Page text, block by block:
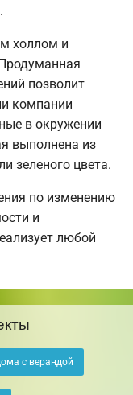
холлом и
позволит
компании
в окружении
выполнена из
зеленого цвета.
по изменению
и
любой
с верандой